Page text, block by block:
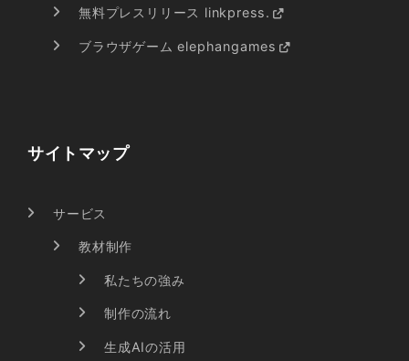
無料プレスリリース linkpress.
ブラウザゲーム elephangames
サイトマップ
サービス
教材制作
私たちの強み
制作の流れ
生成AIの活用